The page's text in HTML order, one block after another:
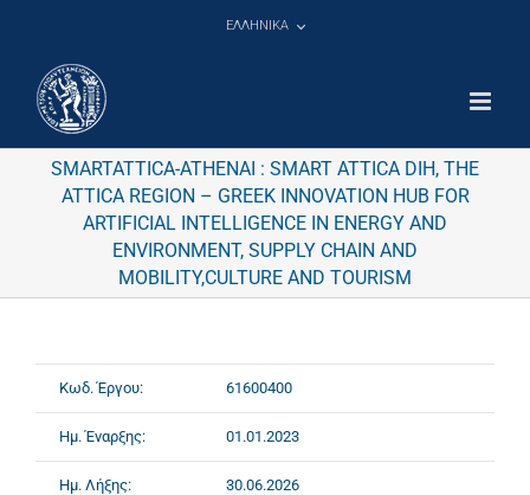
ΕΛΛΗΝΙΚΑ
SMARTATTICA-ATHENAI : SMART ATTICA DIH, THE
ATTICA REGION – GREEK INNOVATION HUB FOR
ARTIFICIAL INTELLIGENCE IN ENERGY AND
ENVIRONMENT, SUPPLY CHAIN AND
MOBILITY,CULTURE AND TOURISM
Κωδ. Έργου: 61600400
Ημ. Έναρξης: 01.01.2023
Ημ. Λήξης: 30.06.2026